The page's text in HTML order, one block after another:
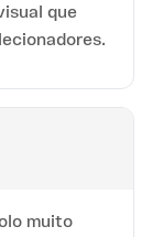
que
muito